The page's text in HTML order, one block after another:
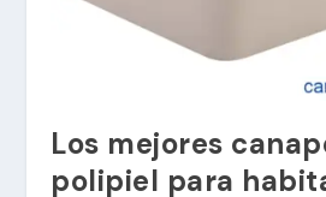
Los mejores
polipiel para